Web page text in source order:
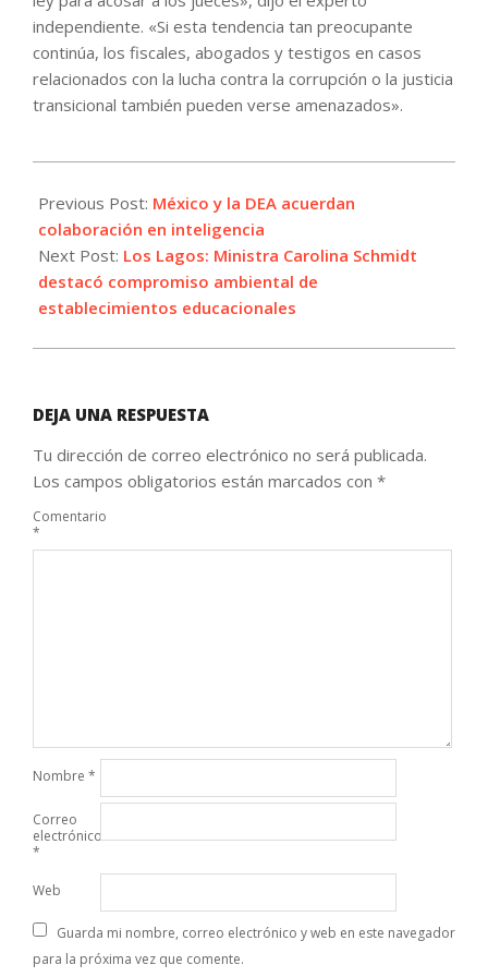
independiente. «Si esta tendencia tan preocupante
continúa, los fiscales, abogados y testigos en casos
relacionados con la lucha contra la corrupción o la justicia
transicional también pueden verse amenazados».
07-
02
Previous Post: México y la DEA acuerdan
colaboración en inteligencia
Next Post: Los Lagos: Ministra Carolina Schmidt
destacó compromiso ambiental de
establecimientos educacionales
DEJA UNA RESPUESTA
Tu dirección de correo electrónico no será publicada.
Los campos obligatorios están marcados con *
Comentario
*
Nombre *
Correo
electrónico
*
Web
Guarda mi nombre, correo electrónico y web en este navegador
para la próxima vez que comente.